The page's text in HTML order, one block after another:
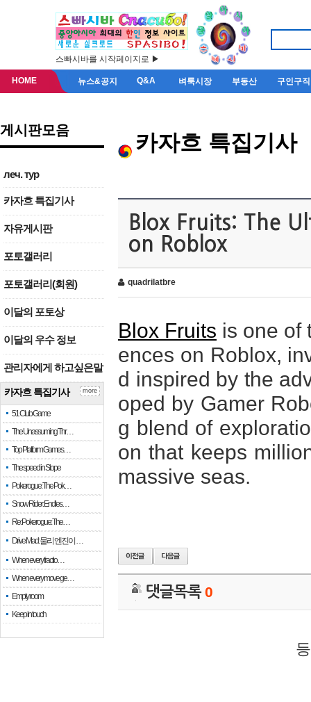
스빠시바를 시작페이지로 ▶
HOME 뉴스&공지 Q&A 벼룩시장 부동산 구인구직
게시판모음
леч. тур
카자흐 특집기사
자유게시판
포토갤러리
포토갤러리(회원)
이달의 포토상
이달의 우수 정보
관리자에게 하고싶은말
카자흐 특집기사
51 Club Game
The Unassuming Thr…
Top Platform Games…
The speed in Slope
Pokerogue: The Pok…
Snow Rider: Endles…
Re: Pokerogue: The…
Drive Mad: 물리 엔진이 …
When every fractio…
When every move ge…
Empty room
Keep in touch
more
카자흐 특집기사
Blox Fruits: The
on Roblox
quadrilatbre
Blox Fruits is one of
ences on Roblox,
d inspired by the
oped by Gamer
g blend of
on that keeps
massive seas.
댓글목록0